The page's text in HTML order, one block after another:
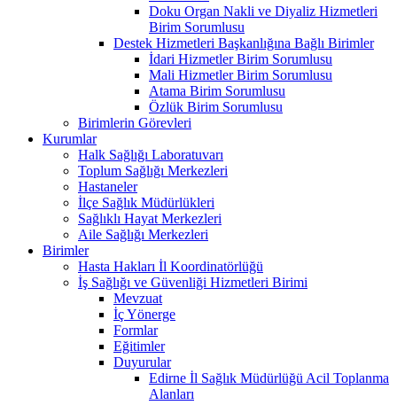
Doku Organ Nakli ve Diyaliz Hizmetleri
Birim Sorumlusu
Destek Hizmetleri Başkanlığına Bağlı Birimler
İdari Hizmetler Birim Sorumlusu
Mali Hizmetler Birim Sorumlusu
Atama Birim Sorumlusu
Özlük Birim Sorumlusu
Birimlerin Görevleri
Kurumlar
Halk Sağlığı Laboratuvarı
Toplum Sağlığı Merkezleri
Hastaneler
İlçe Sağlık Müdürlükleri
Sağlıklı Hayat Merkezleri
Aile Sağlığı Merkezleri
Birimler
Hasta Hakları İl Koordinatörlüğü
İş Sağlığı ve Güvenliği Hizmetleri Birimi
Mevzuat
İç Yönerge
Formlar
Eğitimler
Duyurular
Edirne İl Sağlık Müdürlüğü Acil Toplanma
Alanları